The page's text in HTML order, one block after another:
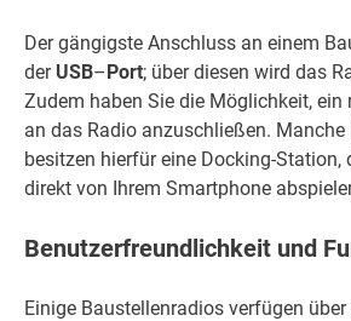
Der gängigste Anschluss an einem
der USB–Port; über diesen wird das
Zudem haben Sie die Möglichkeit, ein
an das Radio anzuschließen.
besitzen hierfür eine Docking-Station,
direkt von Ihrem Smartphone
Benutzerfreundlichkeit und
Einige Baustellenradios verfügen